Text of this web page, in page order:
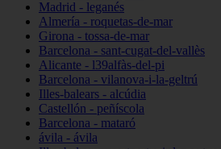
Madrid - leganés
Almería - roquetas-de-mar
Girona - tossa-de-mar
Barcelona - sant-cugat-del-vallès
Alicante - l39alfàs-del-pi
Barcelona - vilanova-i-la-geltrú
Illes-balears - alcúdia
Castellón - peñíscola
Barcelona - mataró
ávila - ávila